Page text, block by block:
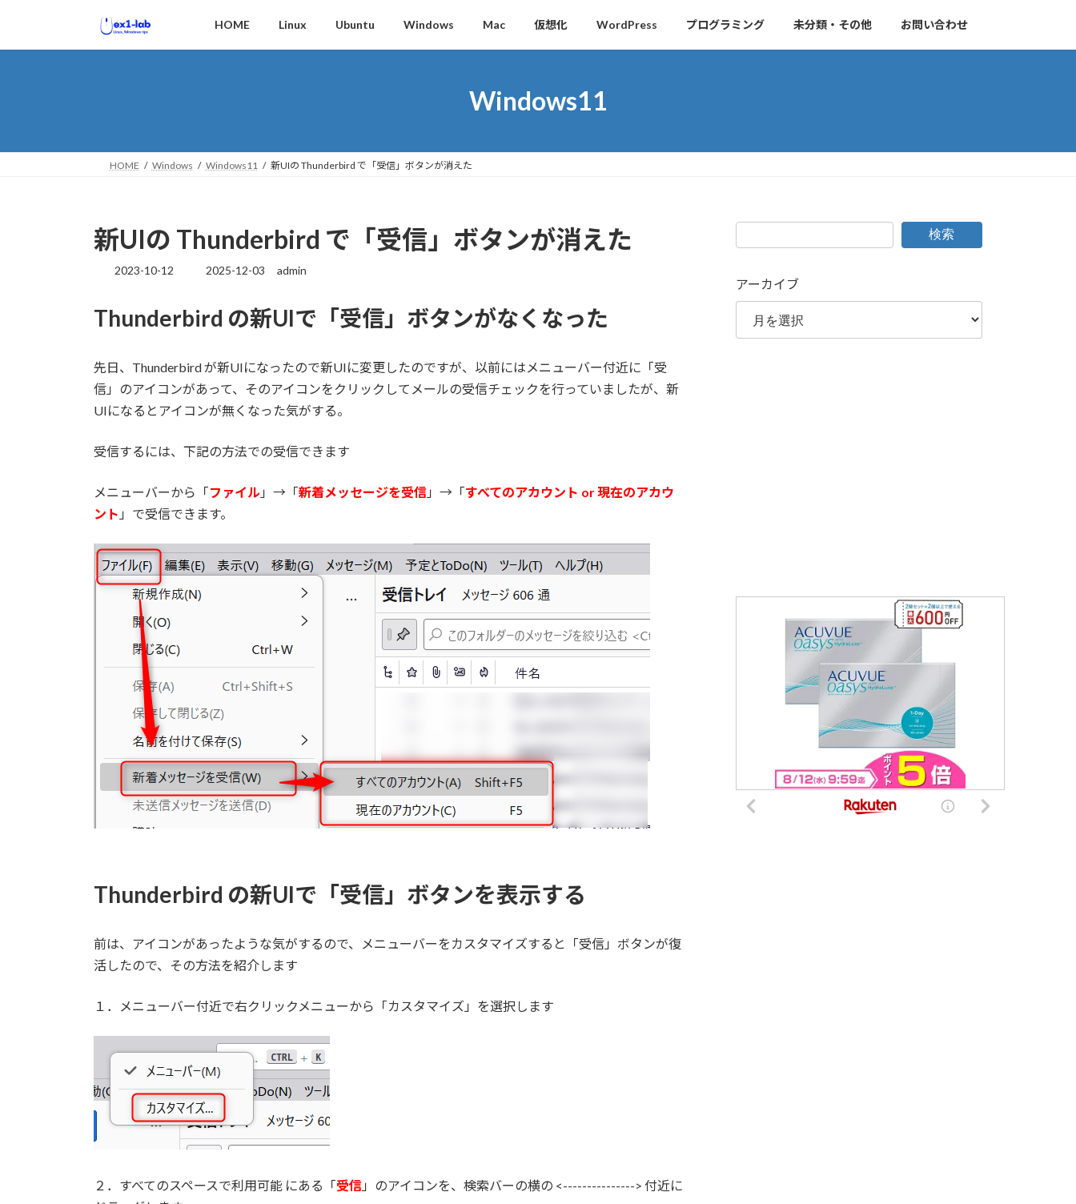
テ
ゲ
HOME Linux Ubuntu Windows Mac 仮想化 WordPress プログラミング 未分類・その他 お問い合わせ
Windows11
HOME Windows Windows11 新UIの Thunderbird で「受信」ボタンが消えた
新UIの Thunderbird で「受信」ボタンが消えた
2023-10-12
最
新
:
2025-12-03 admin
Thunderbird の新UIで「受信」ボタンがなくなった
先日、Thunderbird が新UIになったので新UIに変更したのですが、以前にはメニューバー付近に「受
信」のアイコンがあって、そのアイコンをクリックしてメールの受信チェックを行っていましたが、新
UIになるとアイコンが無くなった気がする。
受信するには、下記の方法での受信できます
メニューバーから「ファイル 」→「新着メッセージを受信 」→「すべてのアカウント or 現在のアカウ
ント 」で受信できます。
Thunderbird の新UIで「受信」ボタンを表示する
前は、アイコンがあったような気がするので、メニューバーをカスタマイズすると「受信」ボタンが復
活したので、その方法を紹介します
１．メニューバー付近で右クリックメニューから「カスタマイズ」を選択します
２．すべてのスペースで利用可能 にある「受信 」のアイコンを、検索バーの横の <---------------> 付近に
検索
アーカイブ